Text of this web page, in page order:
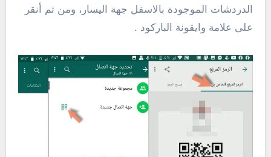
الدردشات الموجودة بالاسفل جهة اليسار، ومن ثم أنقر
على علامة وايقونة الباركود .